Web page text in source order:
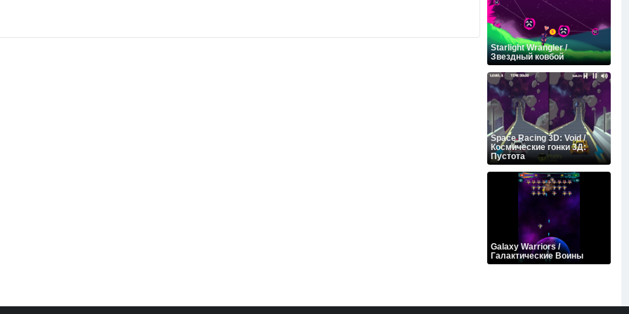
Starlight Wrangler /
Звездный ковбой
Space Racing 3D: Void /
Космические гонки 3Д:
Пустота
Galaxy Warriors /
Галактические Воины